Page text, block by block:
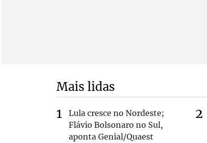
Mais lidas
Lula cresce no Nordeste;
Flávio Bolsonaro no Sul,
aponta Genial/Quaest